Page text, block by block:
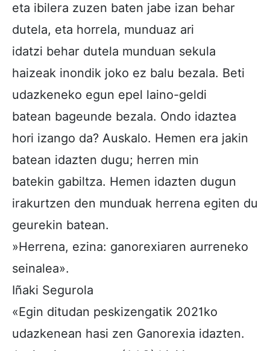
eta ibilera zuzen baten jabe izan behar
dutela, eta horrela, munduaz ari 
idatzi behar dutela munduan sekula
haizeak inondik joko ez balu bezala. Beti
udazkeneko egun epel laino-geldi
batean bageunde bezala. Ondo idaztea
hori izango da? Auskalo. Hemen era jakin
batean idazten dugu; herren min
batekin gabiltza. Hemen idazten dugun
irakurtzen den munduak herrena egiten du
geurekin batean.
»Herrena, ezina: ganorexiaren aurreneko
seinalea».
Iñaki Segurola
«Egin ditudan peskizengatik 2021ko
udazkenean hasi zen Ganorexia idazten.